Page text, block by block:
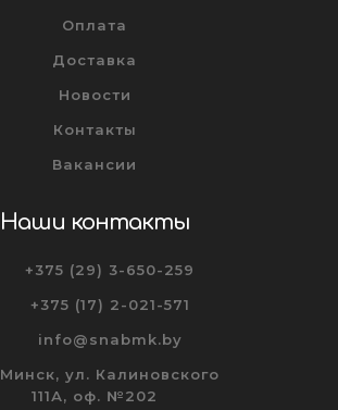
Оплата
Доставка
Новости
Контакты
Вакансии
Наши контакты
+375 (29) 3-650-259
+375 (17) 2-021-571
info@snabmk.by
Минск, ул. Калиновского
111А, оф. №202